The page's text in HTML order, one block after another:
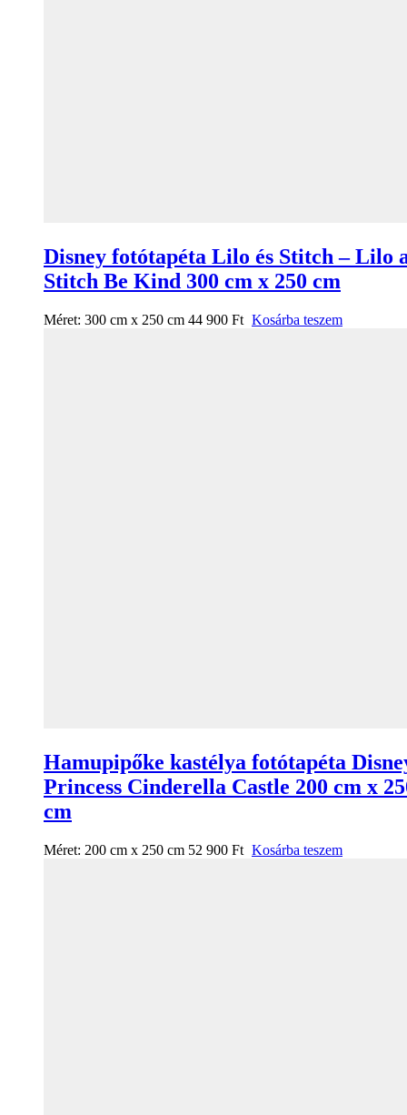
Disney fotótapéta Lilo és Stitch – Lilo
Stitch Be Kind 300 cm x 250 cm
Méret: 300 cm x 250 cm 44 900 Ft Kosárba teszem
Hamupipőke kastélya fotótapéta
Princess Cinderella Castle 200 cm x
cm
Méret: 200 cm x 250 cm 52 900 Ft Kosárba teszem